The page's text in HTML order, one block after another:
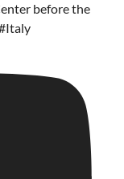
before the